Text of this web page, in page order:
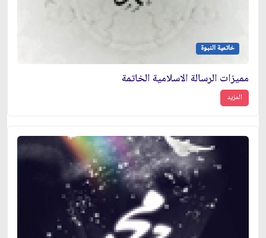
خاتمية النبوة
مميزات الرسالة الاسلامية الخاتمة
المزيد